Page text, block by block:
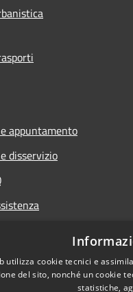
appuntamento
disservizio
utilizza cookie tecnici e
del sito, nonché un cookie
statistiche,